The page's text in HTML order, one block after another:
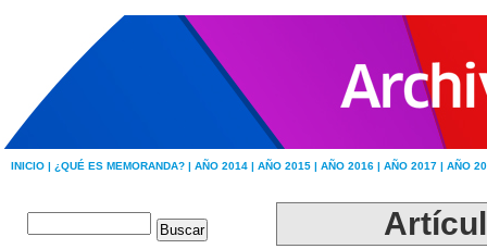
INICIO | ¿QUÉ ES MEMORANDA? | AÑO 2014 | AÑO 2015 | AÑO 2016 | AÑO 2017 | AÑO